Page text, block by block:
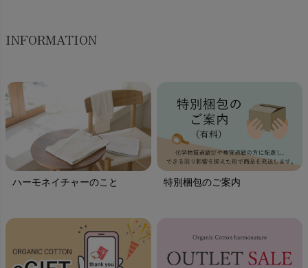
INFORMATION
ハーモネイチャーのこと 特別梱包のご案内